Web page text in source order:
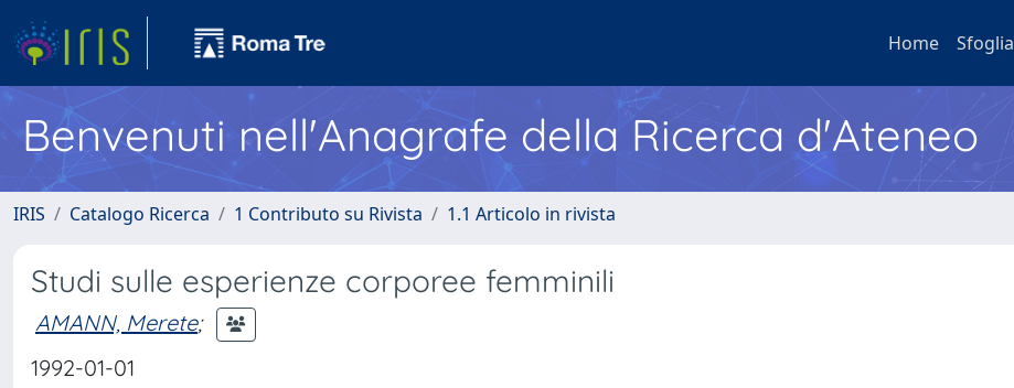
Home Sfoglia
Benvenuti nell'Anagrafe della Ricerca d'Ateneo
IRIS Catalogo Ricerca 1 Contributo su Rivista 1.1 Articolo in rivista
Studi sulle esperienze corporee femminili
AMANN, Merete;
1992-01-01